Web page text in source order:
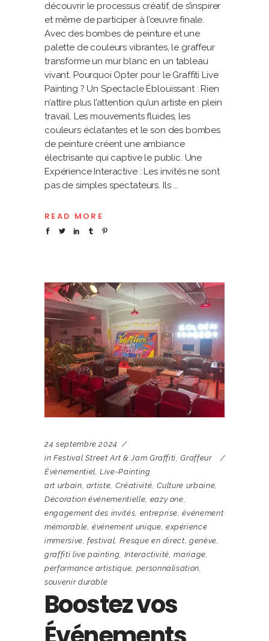
découvrir le processus créatif, de s’inspirer
et même de participer à l’œuvre finale.
Avec des bombes de peinture et une
palette de couleurs vibrantes, le graffeur
transforme un mur blanc en un tableau
vivant. Pourquoi Opter pour le Graffiti Live
Painting ? Un Spectacle Éblouissant : Rien
n’attire plus l’attention qu’un artiste en plein
travail. Les mouvements fluides, les
couleurs éclatantes et le son des bombes
de peinture créent une ambiance
électrisante qui captive le public. Une
Expérience Interactive : Les invités ne sont
pas de simples spectateurs. Ils
READ MORE
24 septembre 2024
in Festival Street Art & Jam Graffiti,Graffeur
Évènementiel,Live-Painting
art urbain, artiste, Créativité, Culture urbaine,
Décoration événementielle, eazy one,
engagement des invités, entreprise,événement
mémorable,événement unique, expérience
immersive,festival, Fresque en direct,genève,
graffiti live painting, Interactivité,mariage,
performance artistique, personnalisation,
souvenir durable
Boostez vos